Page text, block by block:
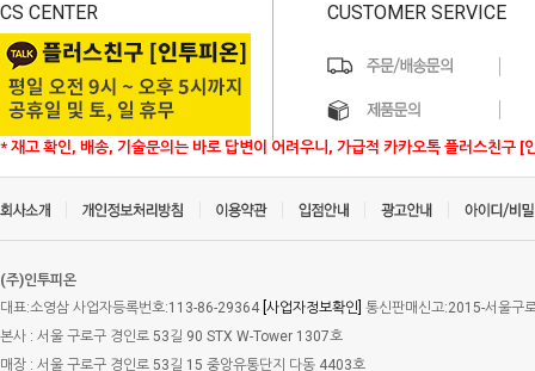
CS CENTER
* 재고 확인, 배송, 기술문의는 바로 답변이 어려우니, 가급적 카카오톡 플러스친구 [
CUSTOMER SERVICE
(주)인투피온
대표:소영삼 사업자등록번호:113-86-29364 [사업자정보확인] 통신판매신고:2015-서울구
본사 : 서울 구로구 경인로 53길 90 STX W-Tower 1307호
매장 : 서울 구로구 경인로 53길 15 중앙유통단지 다동 4403호